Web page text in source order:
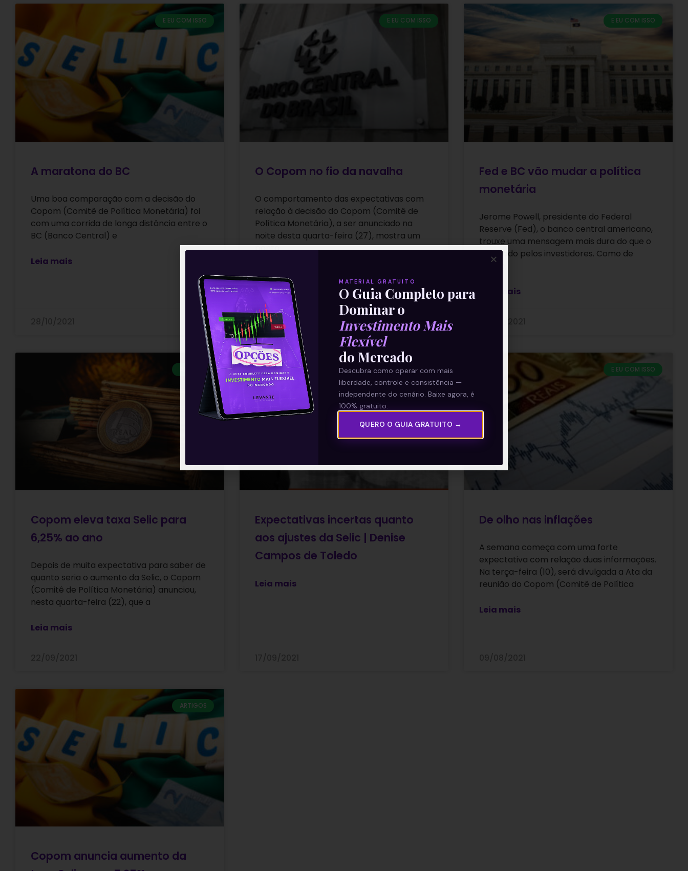
E EU COM ISSO
A maratona do BC
Uma boa comparação com a decisão do
Copom (Comitê de Política Monetária) foi
com uma corrida de longa distância entre o
BC (Banco Central) e
Leia mais
E EU COM ISSO
O Copom no fio da navalha
O comportamento das expectativas com
relação à decisão do Copom (Comitê de
Política Monetária), a ser anunciado na
noite desta quarta-feira (27), mostra um
ponto
27/10/2021
E EU COM ISSO
Fed e BC vão mudar a política
monetária
Jerome Powell, presidente do Federal
Reserve (Fed), o banco central americano,
trouxe uma mensagem mais dura do que o
esperado pelos investidores. Como de
hábito,
Leia mais
Copom eleva taxa Selic para
6,25% ao ano
Depois de muita expectativa para saber de
quanto seria o aumento da Selic, o Copom
(Comitê de Política Monetária) anunciou,
nesta quarta-feira (22), que a
Leia mais
E EU COM ISSO
Expectativas incertas quanto
aos ajustes da Selic | Denise
Campos de Toledo
Leia mais
E EU COM ISSO
De olho nas inflações
A semana começa com uma forte
expectativa com relação duas informações.
Na terça-feira (10), será divulgada a Ata da
reunião do Copom (Comitê de Política
Leia mais
ARTIGOS
Copom anuncia aumento da
MATERIAL GRATUITO
O Guia Completo para
Dominar o
Investimento Mais
Flexível
do Mercado
Descubra como operar com mais
liberdade, controle e consistência —
independente do cenário. Baixe agora, é
100% gratuito.
QUERO O GUIA GRATUITO →